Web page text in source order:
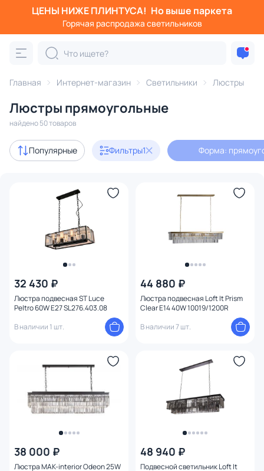
ЦЕНЫ НИЖЕ ПЛИНТУСА! Но выше паркета
Горячая распродажа светильников
Главная Интернет-магазин Светильники Люстры
Люстры прямоугольные
найдено 50 товаров
Популярные Фильтры1 Форма:
32 430 ₽
Люстра подвесная ST Luce
Peltro 60W E27 SL276.403.08
В наличии 1 шт.
44 880 ₽
Люстра подвесная Loft It Prism
Clear E14 40W 10019/1200R
В наличии 7 шт.
38 000 ₽
Люстра MAK-interior Odeon 25W
48 940 ₽
Подвесной светильник Loft It
Фильтры
Категория:
подвесные потолочные светодиодные
Акции 13
Дизайнерский свет 9
В наличии 39
От До
Бренд
Стиль
Материал арматуры